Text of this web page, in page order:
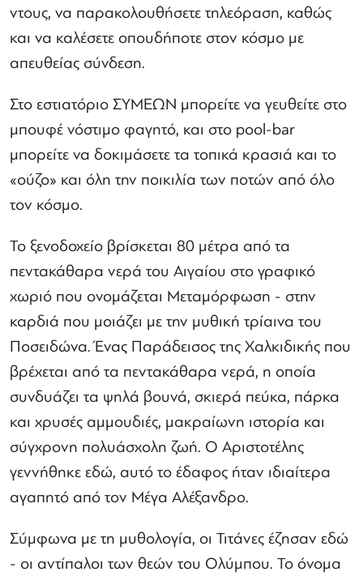
ντους, να παρακολουθήσετε τηλεόραση, καθώς
και να καλέσετε οπουδήποτε στον κόσμο με
απευθείας σύνδεση.
Στο εστιατόριο ΣΥΜΕΩΝ μπορείτε να γευθείτε στο
μπουφέ νόστιμο φαγητό, και στο pool-bar
μπορείτε να δοκιμάσετε τα τοπικά κρασιά και το
«ούζο» και όλη την ποικιλία των ποτών από όλο
τον κόσμο.
Το ξενοδοχείο βρίσκεται 80 μέτρα από τα
πεντακάθαρα νερά του Αιγαίου στο γραφικό
χωριό που ονομάζεται Μεταμόρφωση - στην
καρδιά που μοιάζει με την μυθική τρίαινα του
Ποσειδώνα. Ένας Παράδεισος της Χαλκιδικής που
βρέχεται από τα πεντακάθαρα νερά, η οποία
συνδυάζει τα ψηλά βουνά, σκιερά πεύκα, πάρκα
και χρυσές αμμουδιές, μακραίωνη ιστορία και
σύγχρονη πολυάσχολη ζωή. Ο Αριστοτέλης
γεννήθηκε εδώ, αυτό το έδαφος ήταν ιδιαίτερα
αγαπητό από τον Μέγα Αλέξανδρο.
Σύμφωνα με τη μυθολογία, οι Τιτάνες έζησαν εδώ
- οι αντίπαλοι των θεών του Ολύμπου. Το όνομα